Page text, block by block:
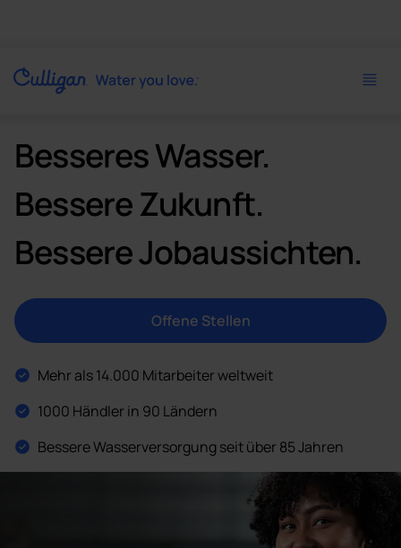
Besseres Wasser.
Bessere Zukunft.
Bessere Jobaussichten.
Offene Stellen
Mehr als 14.000 Mitarbeiter weltweit
1000 Händler in 90 Ländern
Bessere Wasserversorgung seit über 85 Jahren